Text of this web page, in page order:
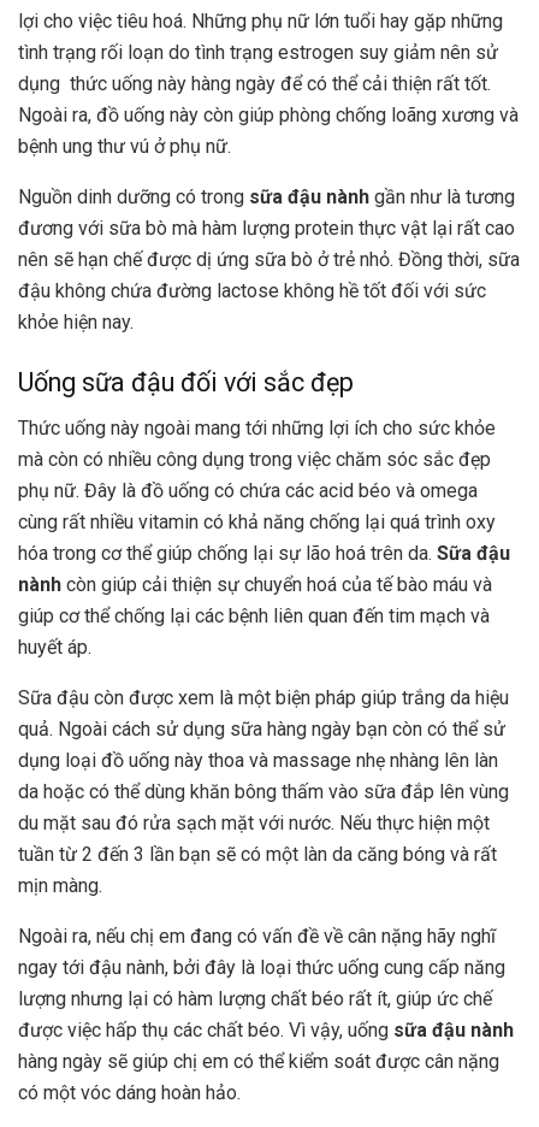
lợi cho việc tiêu hoá. Những phụ nữ lớn tuổi hay gặp những
tình trạng rối loạn do tình trạng estrogen suy giảm nên sử
dụng thức uống này hàng ngày để có thể cải thiện rất tốt.
Ngoài ra, đồ uống này còn giúp phòng chống loãng xương và
bệnh ung thư vú ở phụ nữ.
Nguồn dinh dưỡng có trong sữa đậu nành gần như là tương
đương với sữa bò mà hàm lượng protein thực vật lại rất cao
nên sẽ hạn chế được dị ứng sữa bò ở trẻ nhỏ. Đồng thời, sữa
đậu không chứa đường lactose không hề tốt đối với sức
khỏe hiện nay.
Uống sữa đậu đối với sắc đẹp
Thức uống này ngoài mang tới những lợi ích cho sức khỏe
mà còn có nhiều công dụng trong việc chăm sóc sắc đẹp
phụ nữ. Đây là đồ uống có chứa các acid béo và omega
cùng rất nhiều vitamin có khả năng chống lại quá trình oxy
hóa trong cơ thể giúp chống lại sự lão hoá trên da. Sữa đậu
nành còn giúp cải thiện sự chuyển hoá của tế bào máu và
giúp cơ thể chống lại các bệnh liên quan đến tim mạch và
huyết áp.
Sữa đậu còn được xem là một biện pháp giúp trắng da hiệu
quả. Ngoài cách sử dụng sữa hàng ngày bạn còn có thể sử
dụng loại đồ uống này thoa và massage nhẹ nhàng lên làn
da hoặc có thể dùng khăn bông thấm vào sữa đắp lên vùng
du mặt sau đó rửa sạch mặt với nước. Nếu thực hiện một
tuần từ 2 đến 3 lần bạn sẽ có một làn da căng bóng và rất
mịn màng.
Ngoài ra, nếu chị em đang có vấn đề về cân nặng hãy nghĩ
ngay tới đậu nành, bởi đây là loại thức uống cung cấp năng
lượng nhưng lại có hàm lượng chất béo rất ít, giúp ức chế
được việc hấp thụ các chất béo. Vì vậy, uống sữa đậu nành
hàng ngày sẽ giúp chị em có thể kiểm soát được cân nặng
có một vóc dáng hoàn hảo.